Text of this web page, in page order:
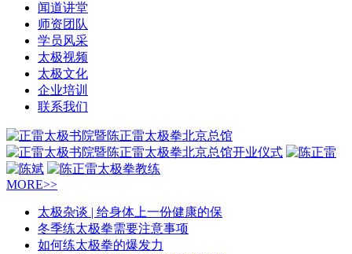
闻道讲堂
师资团队
学员风采
太极视频
太极文化
企业培训
联系我们
MORE>>
太极杂谈 | 给身体上一份健康的保
冬季练太极拳需要注意事项
如何练太极拳的爆发力